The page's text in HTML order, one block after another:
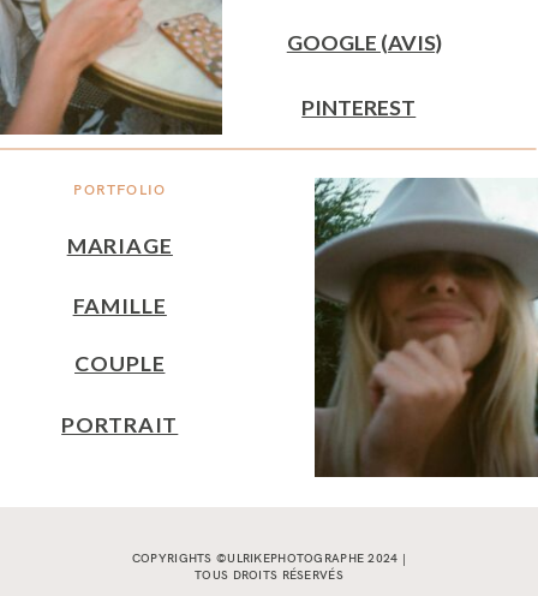
PORTFOLIO
MARIAGE
GOOGLE (AVIS)
FAMILLE
PINTEREST
COUPLE
PORTRAIT
COPYRIGHTS ©ULRIKEPHOTOGRAPHE 2024 |
TOUS DROITS RÉSERVÉS